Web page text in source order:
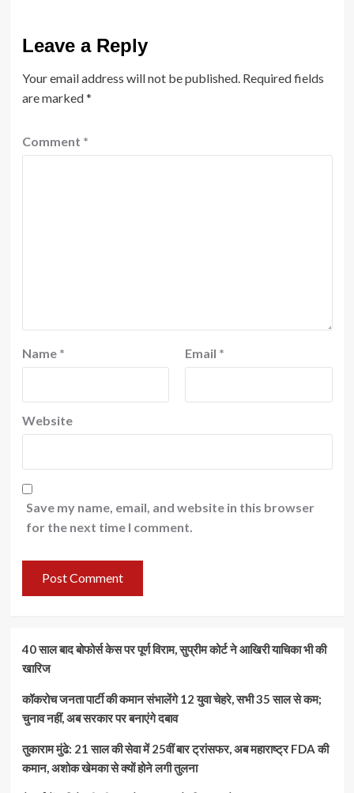
Leave a Reply
Your email address will not be published. Required fields
are marked*
Comment *
Name * Email *
Website
Save my name, email, and website in this browser
for the next time I comment.
40 साल बाद बोफोर्स केस पर पूर्ण विराम, सुप्रीम कोर्ट ने आखिरी याचिका भी की
खारिज
कॉकरोच जनता पार्टी की कमान संभालेंगे 12 युवा चेहरे, सभी 35 साल से कम;
चुनाव नहीं, अब सरकार पर बनाएंगे दबाव
तुकाराम मुंढे: 21 साल की सेवा में 25वीं बार ट्रांसफर, अब महाराष्ट्र FDA की
कमान, अशोक खेमका से क्यों होने लगी तुलना